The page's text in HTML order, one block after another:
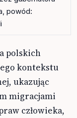
powód:
polskich
kontekstu
ukazując
migracjami
człowieka,